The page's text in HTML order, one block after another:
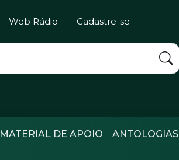
Web Rádio Cadastre-se
MATERIAL DE APOIO ANTOLOGIAS